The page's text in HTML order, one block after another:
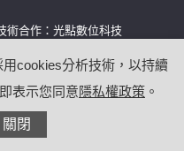
術合作： 光點數位科技
cookies分析技術，以持續
表示您同意隱私權政策 。
關閉